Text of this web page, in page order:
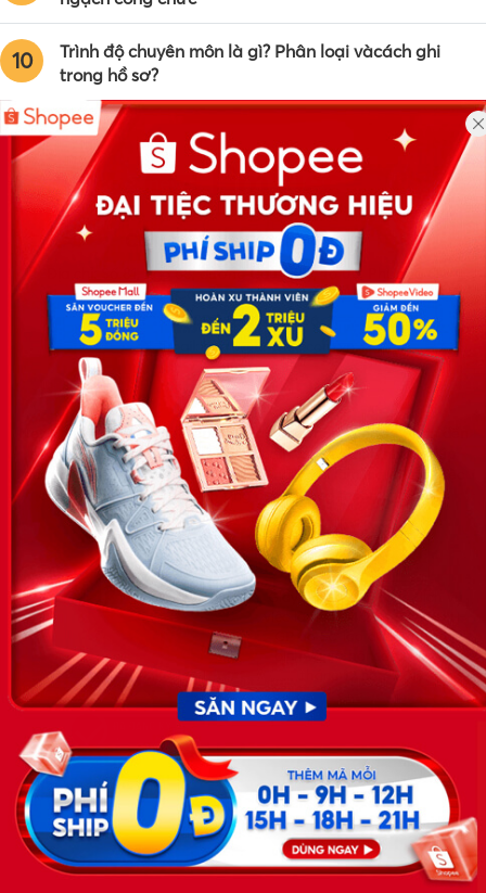
10
Trình độ chuyên môn là gì? Phân loại vàcách ghi
trong hồ sơ?
Công ty TNHH Eyeplus Online
Địa chỉ: Số 81, ngõ 68, đường Cầu Giấy, Tổ 05, Phường Quan
Hoa, Quận Cầu Giấy, TP Hà Nội, Việt Nam
SĐT: 0981 448 766
Email:
hotro@timviec.com.vn
VỀ CHÚNG TÔI
News.timviec.com.vn là website cung cấp thông tin liên quan đến
nhân sự, nghề nghiệp do Timviec.com.vn vận hành nhằm giúp
doanh nghiệp, nhân sự tuyển dụng, người đi làm, người tìm việc
cập nhật thông tin và đáp ứng được mong muốn của mình.
KẾT NỐI
Giấy phép hoạt động dịch vụ
việc làm số 54/2019/SLĐTBXH-
GP do Sở lao động thương
binh và xã hội cấp ngày 30
tháng 12 năm 2019.